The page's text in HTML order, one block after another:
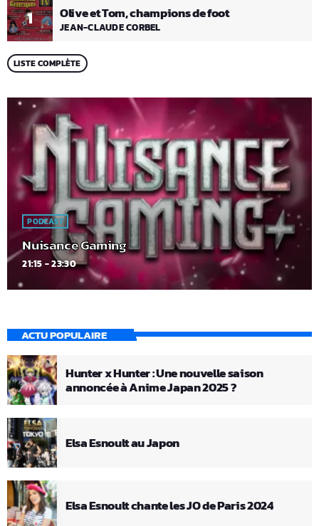
1 Olive et Tom, champions de foot
JEAN-CLAUDE CORBEL
LISTE COMPLÈTE
PODCAST
Nuisance Gaming
21:15 - 23:30
ACTU POPULAIRE
Hunter x Hunter : Une nouvelle saison
annoncée à Anime Japan 2025 ?
Elsa Esnoult au Japon
Elsa Esnoult chante les JO de Paris 2024